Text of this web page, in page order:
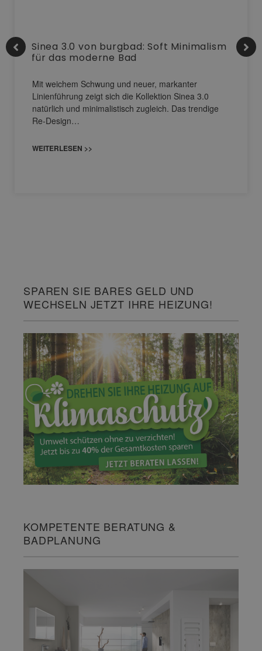
Sinea 3.0 von burgbad: Soft Minimalism
für das moderne Bad
Mit weichem Schwung und neuer, markanter
Linienführung zeigt sich die Kollektion Sinea 3.0
natürlich und minimalistisch zugleich. Das trendige
Re-Design…
WEITERLESEN >>
SPAREN SIE BARES GELD UND
WECHSELN JETZT IHRE HEIZUNG!
KOMPETENTE BERATUNG &
BADPLANUNG